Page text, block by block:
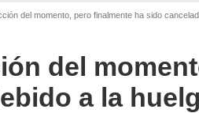
del momento, pero finalmente ha sido cancelada
del
a la